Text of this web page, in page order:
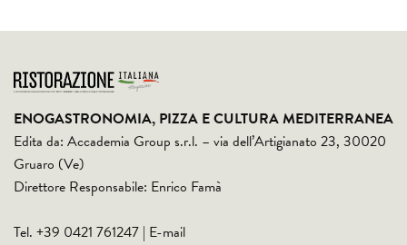
ENOGASTRONOMIA, PIZZA E CULTURA MEDITERRANEA
Edita da: Accademia Group s.r.l. – via dell’Artigianato 23, 30020
Gruaro (Ve)
Direttore Responsabile: Enrico Famà
Tel. +39 0421 761247 | E-mail